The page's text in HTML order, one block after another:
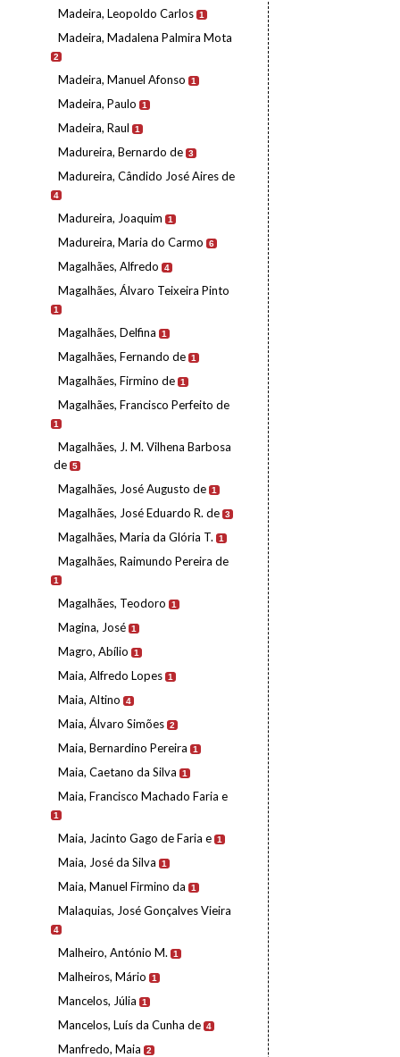
Madeira, Leopoldo Carlos 1
Madeira, Madalena Palmira Mota
2
Madeira, Manuel Afonso 1
Madeira, Paulo 1
Madeira, Raul 1
Madureira, Bernardo de 3
Madureira, Cândido José Aires de
4
Madureira, Joaquim 1
Madureira, Maria do Carmo 6
Magalhães, Alfredo 4
Magalhães, Álvaro Teixeira Pinto
1
Magalhães, Delfina 1
Magalhães, Fernando de 1
Magalhães, Firmino de 1
Magalhães, Francisco Perfeito de
1
Magalhães, J. M. Vilhena Barbosa
de 5
Magalhães, José Augusto de 1
Magalhães, José Eduardo R. de 3
Magalhães, Maria da Glória T. 1
Magalhães, Raimundo Pereira de
1
Magalhães, Teodoro 1
Magina, José 1
Magro, Abílio 1
Maia, Alfredo Lopes 1
Maia, Altino 4
Maia, Álvaro Simões 2
Maia, Bernardino Pereira 1
Maia, Caetano da Silva 1
Maia, Francisco Machado Faria e
1
Maia, Jacinto Gago de Faria e 1
Maia, José da Silva 1
Maia, Manuel Firmino da 1
Malaquias, José Gonçalves Vieira
4
Malheiro, António M. 1
Malheiros, Mário 1
Mancelos, Júlia 1
Mancelos, Luís da Cunha de 4
Manfredo, Maia 2